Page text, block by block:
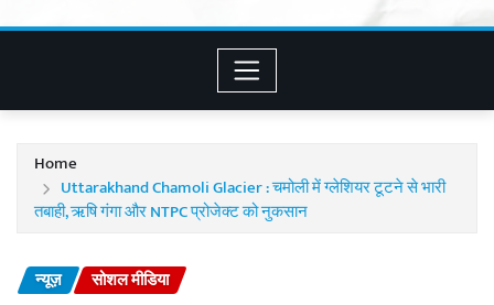
Home
Uttarakhand Chamoli Glacier : चमोली में ग्लेशियर टूटने से भारी
तबाही, ऋषि गंगा और NTPC प्रोजेक्ट को नुकसान
न्यूज़ सोशल मीडिया